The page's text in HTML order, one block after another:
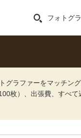
フォトグ
ラファーをマッチング
枚）、出張費、すべて